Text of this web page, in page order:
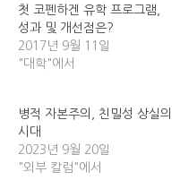
첫 코펜하겐 유학 프로그램,
성과 및 개선점은?
2017년 9월 11일
"대학"에서
병적 자본주의, 친밀성 상실의
시대
2023년 9월 20일
"외부 칼럼"에서